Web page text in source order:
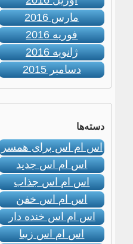
مارس 2016
فوریه 2016
ژانویه 2016
دسامبر 2015
دسته‌ها
اس ام اس برای همسر
اس ام اس جدید
اس ام اس جذاب
اس ام اس خفن
اس ام اس خنده دار
اس ام اس زیبا